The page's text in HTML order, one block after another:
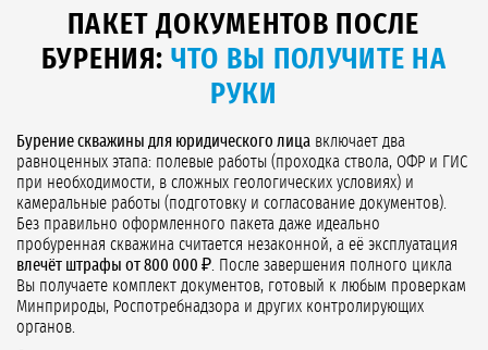
ПАКЕТ ДОКУМЕНТОВ ПОСЛЕ
БУРЕНИЯ: ЧТО ВЫ ПОЛУЧИТЕ НА
РУКИ
Бурение скважины для юридического лица включает два
равноценных этапа: полевые работы (проходка ствола, ОФР и ГИС
при необходимости, в сложных геологических условиях) и
камеральные работы (подготовку и согласование документов).
Без правильно оформленного пакета даже идеально
пробуренная скважина считается незаконной, а её эксплуатация
влечёт штрафы от 800 000 ₽. После завершения полного цикла
Вы получаете комплект документов, готовый к любым проверкам
Минприроды, Роспотребнадзора и других контролирующих
органов.